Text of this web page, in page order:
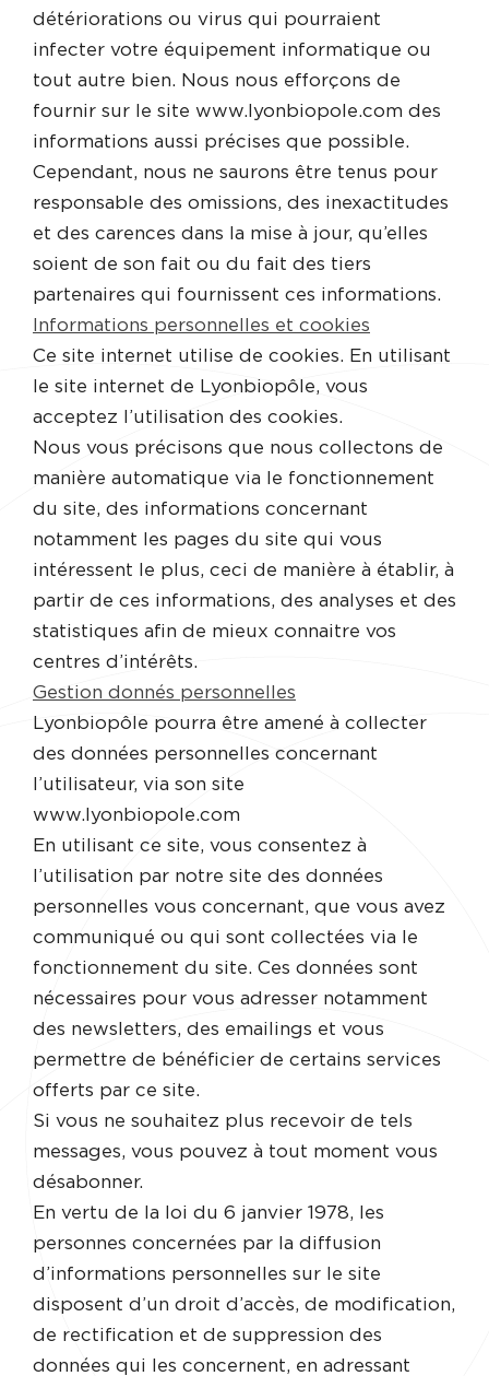
détériorations ou virus qui pourraient
infecter votre équipement informatique ou
tout autre bien. Nous nous efforçons de
fournir sur le site www.lyonbiopole.com des
informations aussi précises que possible.
Cependant, nous ne saurons être tenus pour
responsable des omissions, des inexactitudes
et des carences dans la mise à jour, qu’elles
soient de son fait ou du fait des tiers
partenaires qui fournissent ces informations.
Informations personnelles et cookies
Ce site internet utilise de cookies. En utilisant
le site internet de Lyonbiopôle, vous
acceptez l’utilisation des cookies.
Nous vous précisons que nous collectons de
manière automatique via le fonctionnement
du site, des informations concernant
notamment les pages du site qui vous
intéressent le plus, ceci de manière à établir, à
partir de ces informations, des analyses et des
statistiques afin de mieux connaitre vos
centres d’intérêts.
Gestion donnés personnelles
Lyonbiopôle pourra être amené à collecter
des données personnelles concernant
l’utilisateur, via son site
www.lyonbiopole.com
En utilisant ce site, vous consentez à
l’utilisation par notre site des données
personnelles vous concernant, que vous avez
communiqué ou qui sont collectées via le
fonctionnement du site. Ces données sont
nécessaires pour vous adresser notamment
des newsletters, des emailings et vous
permettre de bénéficier de certains services
offerts par ce site.
Si vous ne souhaitez plus recevoir de tels
messages, vous pouvez à tout moment vous
désabonner.
En vertu de la loi du 6 janvier 1978, les
personnes concernées par la diffusion
d’informations personnelles sur le site
disposent d’un droit d’accès, de modification,
de rectification et de suppression des
données qui les concernent, en adressant